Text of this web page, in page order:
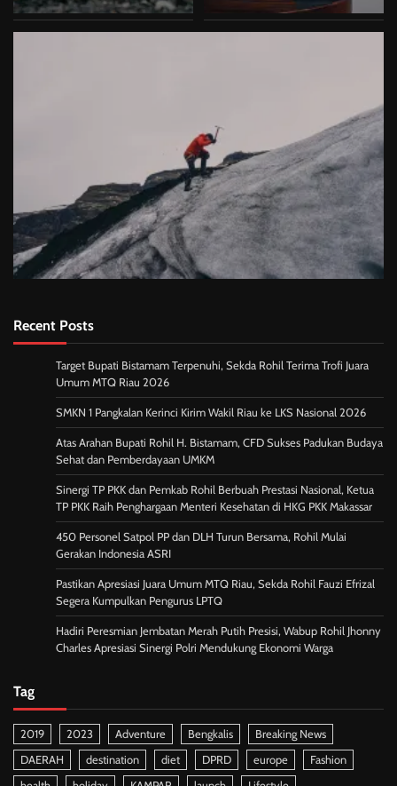
Recent Posts
Target Bupati Bistamam Terpenuhi, Sekda Rohil Terima Trofi Juara
Umum MTQ Riau 2026
SMKN 1 Pangkalan Kerinci Kirim Wakil Riau ke LKS Nasional 2026
Atas Arahan Bupati Rohil H. Bistamam, CFD Sukses Padukan Budaya
Sehat dan Pemberdayaan UMKM
Sinergi TP PKK dan Pemkab Rohil Berbuah Prestasi Nasional, Ketua
TP PKK Raih Penghargaan Menteri Kesehatan di HKG PKK Makassar
450 Personel Satpol PP dan DLH Turun Bersama, Rohil Mulai
Gerakan Indonesia ASRI
Pastikan Apresiasi Juara Umum MTQ Riau, Sekda Rohil Fauzi Efrizal
Segera Kumpulkan Pengurus LPTQ
Hadiri Peresmian Jembatan Merah Putih Presisi, Wabup Rohil Jhonny
Charles Apresiasi Sinergi Polri Mendukung Ekonomi Warga
Tag
2019 2023 Adventure Bengkalis
Breaking News
DAERAH
destination diet DPRD europe
Fashion